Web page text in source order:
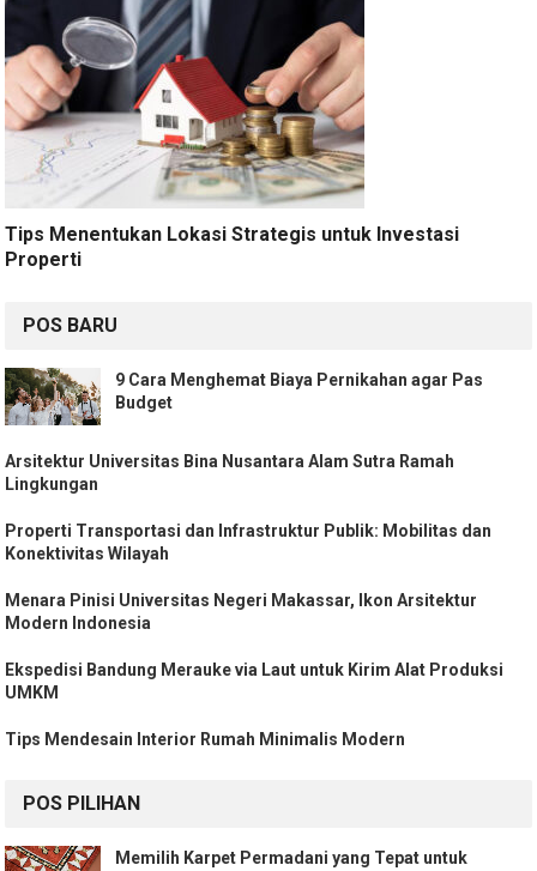
Tips Menentukan Lokasi Strategis untuk Investasi
Properti
POS BARU
9 Cara Menghemat Biaya Pernikahan agar Pas
Budget
Arsitektur Universitas Bina Nusantara Alam Sutra Ramah
Lingkungan
Properti Transportasi dan Infrastruktur Publik: Mobilitas dan
Konektivitas Wilayah
Menara Pinisi Universitas Negeri Makassar, Ikon Arsitektur
Modern Indonesia
Ekspedisi Bandung Merauke via Laut untuk Kirim Alat Produksi
UMKM
Tips Mendesain Interior Rumah Minimalis Modern
POS PILIHAN
Memilih Karpet Permadani yang Tepat untuk